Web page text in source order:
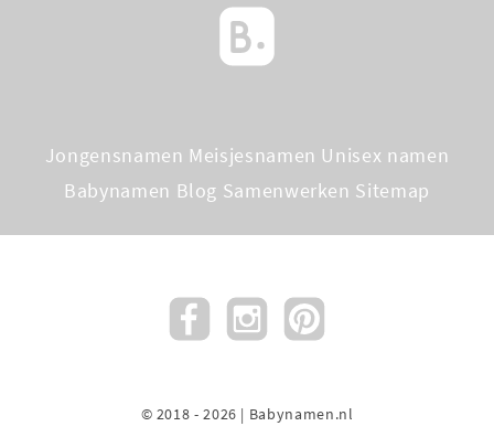
Jongensnamen Meisjesnamen Unisex namen
Babynamen Blog Samenwerken Sitemap
© 2018 - 2026 | Babynamen.nl